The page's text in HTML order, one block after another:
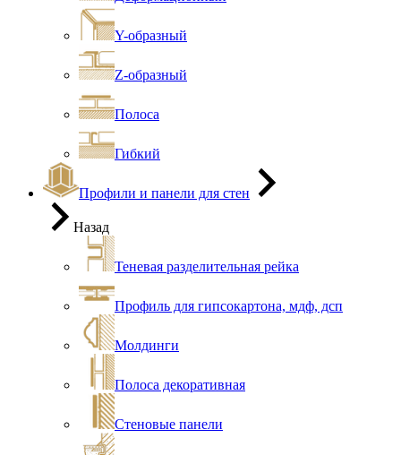
Y-образный
Z-образный
Полоса
Гибкий
Профили и панели для стен
Назад
Теневая разделительная рейка
Профиль для гипсокартона, мдф, дсп
Молдинги
Полоса декоративная
Стеновые панели